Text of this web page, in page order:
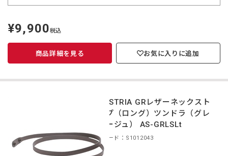
定
価
¥9,900税込
商品詳細を見る お気に入りに追加
INDUSTRIA GRレザーネックスト
ラップ（ロング）ツンドラ（グレ
ーベージュ） AS-GRLSLt
商品コード：S1012043